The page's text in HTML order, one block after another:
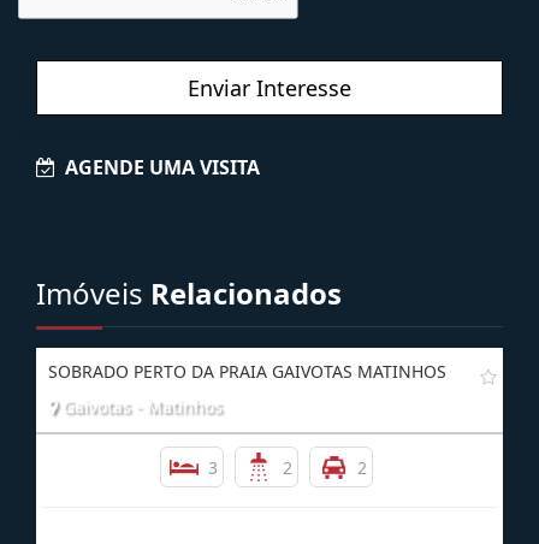
Enviar Interesse
AGENDE UMA VISITA
Imóveis Relacionados
SOBRADO PERTO DA PRAIA GAIVOTAS MATINHOS
Gaivotas - Matinhos
3 2 2